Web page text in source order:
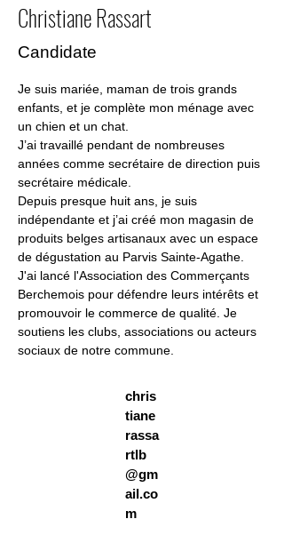
Christiane Rassart
Candidate
Je suis mariée, maman de trois grands
enfants, et je complète mon ménage avec
un chien et un chat.
J’ai travaillé pendant de nombreuses
années comme secrétaire de direction puis
secrétaire médicale.
Depuis presque huit ans, je suis
indépendante et j’ai créé mon magasin de
produits belges artisanaux avec un espace
de dégustation au Parvis Sainte-Agathe.
J'ai lancé l'Association des Commerçants
Berchemois pour défendre leurs intérêts et
promouvoir le commerce de qualité. Je
soutiens les clubs, associations ou acteurs
sociaux de notre commune.
chris
tiane
rassa
rtlb
@gm
ail.co
m